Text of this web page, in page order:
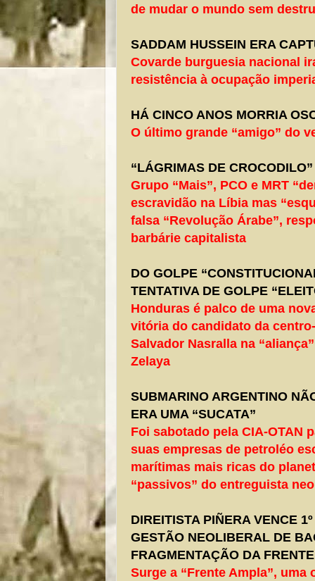
de mudar o mundo sem
SADDAM HUSSEIN ERA
Covarde burguesia nacional
resistência à ocupação
HÁ CINCO ANOS MORRIA
O último grande “amigo” do
“LÁGRIMAS DE CROCODILO”
Grupo “Mais”, PCO e MRT
escravidão na Líbia mas
falsa “Revolução Árabe”,
barbárie capitalista
DO GOLPE
TENTATIVA DE GOLPE
Honduras é palco de uma
vitória do candidato da
Salvador Nasralla na
Zelaya
SUBMARINO ARGENTINO
ERA UMA “SUCATA”
Foi sabotado pela CIA-OTAN
suas empresas de petroléo
marítimas mais ricas do
“passivos” do entreguista
DIREITISTA PIÑERA VENCE
GESTÃO NEOLIBERAL DE
FRAGMENTAÇÃO DA
Surge a “Frente Ampla”,